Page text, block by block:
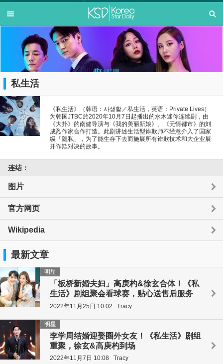
私生活
《私生活》（韩语：사생활／私生活，英语：Private Lives）
为韩国JTBC於2020年10月7日起播出的水木迷你连续剧，由
《大扑》的南健导演与《我的美丽新娘》、《无情都市》的刘
成烈作家合作打造。此剧讲述生活型诈欺师不经意介入了国家
级「隐私」，为了能生存下去而施展所有诈欺技术和大企业展
开诈欺对决的故事。
连结：
图片
官方网页
Wikipedia
最新文章
「板桥新婚夫妇」高庚杓&徐玄合体！《私
生活》剧组聚会看球赛，贴心送售后服务
明星
2022年11月25日 10:02 Tracy
李学周结婚迎娶圈外女友！《私生活》剧组
重聚，徐玄&高庚杓到场
明星
2022年11月7日 10:08 Tracy